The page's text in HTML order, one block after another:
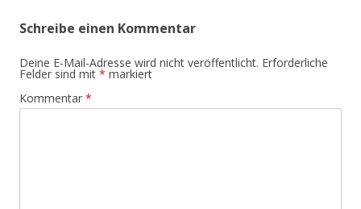
Schreibe einen Kommentar
Deine E-Mail-Adresse wird nicht veröffentlicht. Erforderliche
Felder sind mit * markiert
Kommentar *